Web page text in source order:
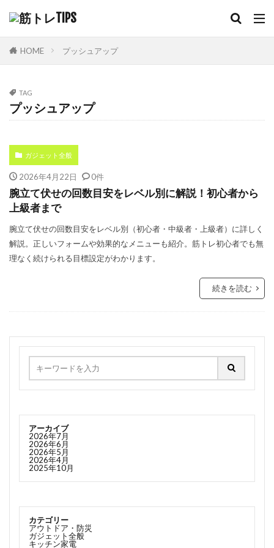
HOME プッシュアップ
TAG
プッシュアップ
ガジェット全般
2026年4月22日 0件
腕立て伏せの回数目安をレベル別に解説！初心者から
上級者まで
腕立て伏せの回数目安をレベル別（初心者・中級者・上級者）に詳しく
解説。正しいフォームや効果的なメニューも紹介。筋トレ初心者でも無
理なく続けられる目標設定がわかります。
続きを読む
アーカイブ
2026年7月
2026年6月
2026年5月
2026年4月
2025年10月
カテゴリー
アウトドア・防災
ガジェット全般
キッチン家電